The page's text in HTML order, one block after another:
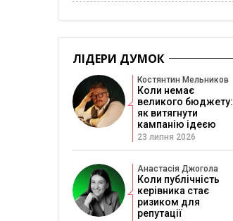
ЛІДЕРИ ДУМОК
Костянтин Мельников
Коли немає
великого бюджету:
як витягнути
кампанію ідеєю
23 липня 2026
Анастасія Джогола
Коли публічність
керівника стає
ризиком для
репутації